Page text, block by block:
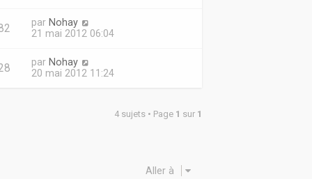
par Nohay
21 mai 2012 06:04
par Nohay
20 mai 2012 11:24
4 sujets • Page 1 sur 1
Aller à